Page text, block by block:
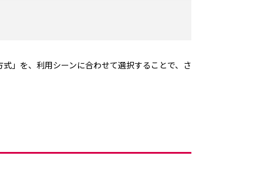
」を、利用シーンに合わせて選択することで、さ